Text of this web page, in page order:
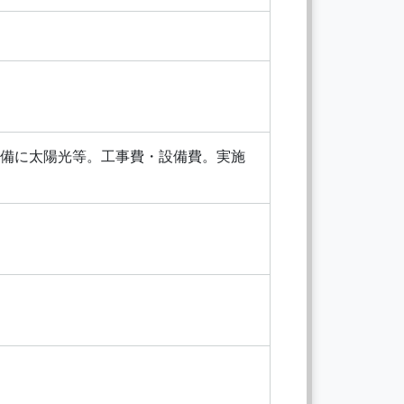
に太陽光等。工事費・設備費。実施